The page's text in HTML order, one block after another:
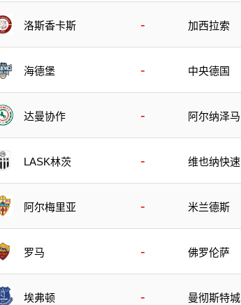
洛斯香卡斯 - 加西拉索
海德堡 - 中央德国
达曼协作 - 阿尔纳泽马
LASK林茨 - 维也纳快速
阿尔梅里亚 - 米兰德斯
罗马 - 佛罗伦萨
埃弗顿 - 曼彻斯特城